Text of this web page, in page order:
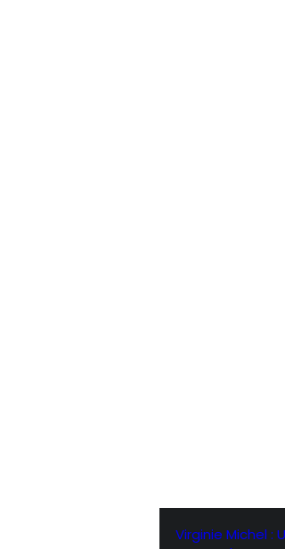
Virginie Michel :